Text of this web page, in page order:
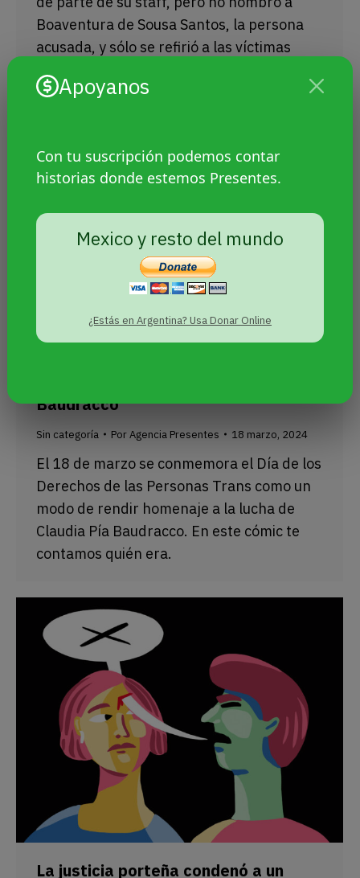
Apoyanos
Con tu suscripción podemos contar
historias donde estemos Presentes.
Mexico y resto del mundo
¿Estás en Argentina? Usa Donar Online
Boaventura de Sousa Santos, la persona
acusada, y sólo se refirió a las víctimas
Baudracco
Sin categoría PorAgencia Presentes 18 marzo, 2024
El 18 de marzo se conmemora el Día de los
Derechos de las Personas Trans como un
modo de rendir homenaje a la lucha de
Claudia Pía Baudracco. En este cómic te
contamos quién era.
La justicia porteña condenó a un